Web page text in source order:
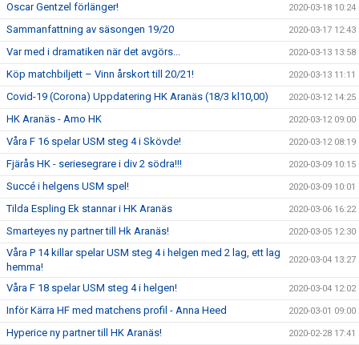
Oscar Gentzel förlänger! 2020-03-18 10:24
Sammanfattning av säsongen 19/20 2020-03-17 12:43
Var med i dramatiken när det avgörs... 2020-03-13 13:58
Köp matchbiljett – Vinn årskort till 20/21! 2020-03-13 11:11
Covid-19 (Corona) Uppdatering HK Aranäs (18/3 kl10,00) 2020-03-12 14:25
HK Aranäs - Amo HK 2020-03-12 09:00
Våra F 16 spelar USM steg 4 i Skövde! 2020-03-12 08:19
Fjärås HK - seriesegrare i div 2 södra!!! 2020-03-09 10:15
Succé i helgens USM spel! 2020-03-09 10:01
Tilda Espling Ek stannar i HK Aranäs 2020-03-06 16:22
Smarteyes ny partner till Hk Aranäs! 2020-03-05 12:30
Våra P 14 killar spelar USM steg 4 i helgen med 2 lag, ett lag
hemma!
2020-03-04 13:27
Våra F 18 spelar USM steg 4 i helgen! 2020-03-04 12:02
Inför Kärra HF med matchens profil - Anna Heed 2020-03-01 09:00
Hyperice ny partner till HK Aranäs! 2020-02-28 17:41